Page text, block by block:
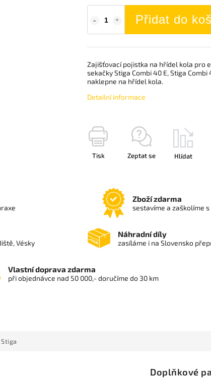
Přidat do
Zajišťovací pojistka na hřídel kola pro
sekačky Stiga Combi 40 E, Stiga
naklepne na hřídel kola.
Detailní informace
Tisk Zeptat se Hlídat
Zboží zdarma
sestavíme a zaškolíme
Vésky
Náhradní díly
zasíláme i na Slovensko
Vlastní doprava zdarma
při objednávce nad 50 000,- doručíme do 30 km
Stiga
Doplňkové